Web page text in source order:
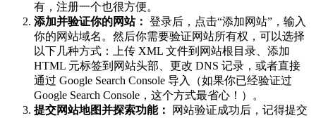
有，注册一个也很方便。
添加并验证你的网站： 登录后，点击“添加网站”，输入
你的网站域名。然后你需要验证网站所有权，可以选择
以下几种方式：上传 XML 文件到网站根目录、添加
HTML 元标签到网站头部、更改 DNS 记录，或者直接
通过 Google Search Console 导入（如果你已经验证过
Google Search Console，这个方式最省心！）。
提交网站地图并探索功能：
网站验证成功后，记得提交